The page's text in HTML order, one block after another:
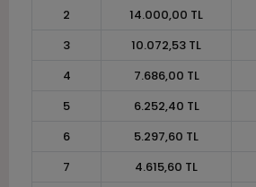
2 14.000,00 TL
3
10.072,53 TL
4
7.686,00 TL
5
6.252,40 TL
6
5.297,60 TL
7
4.615,60 TL